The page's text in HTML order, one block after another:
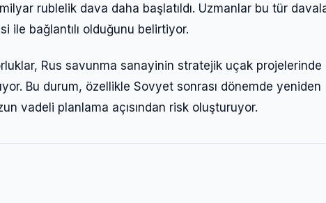
rublelik dava daha başlatıldı. Uzmanlar bu tür
ile bağlantılı olduğunu belirtiyor.
Rus savunma sanayinin stratejik uçak projelerinde
Bu durum, özellikle Sovyet sonrası dönemde yeniden
vadeli planlama açısından risk oluşturuyor.